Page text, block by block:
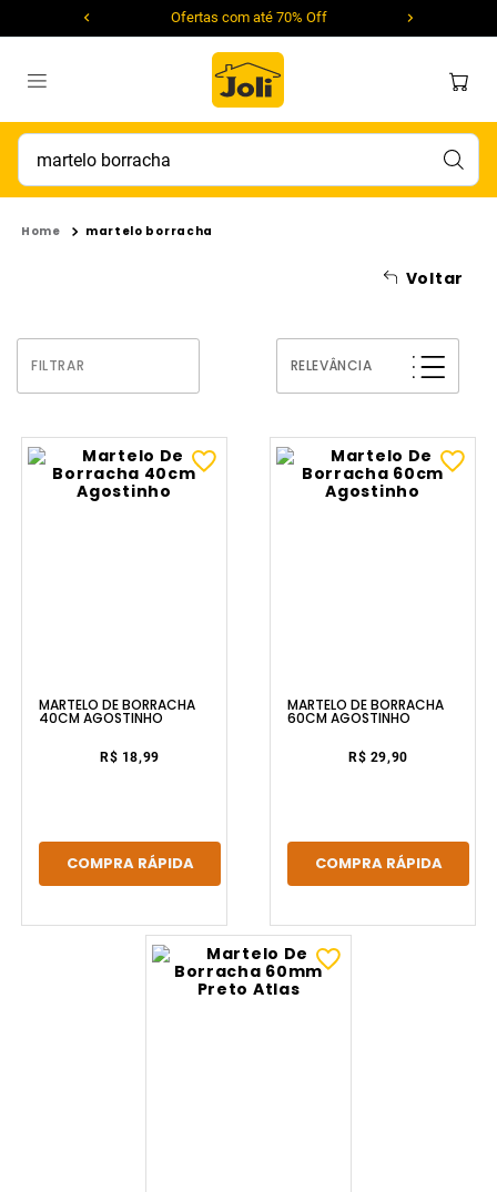
Ofertas com até 70% Off
Encontre um produto...
Voltar
martelo borracha
FILTRAR RELEVÂNCIA
MARTELO DE BORRACHA
40CM AGOSTINHO
R$ 18,99
COMPRA RÁPIDA
MARTELO DE BORRACHA
60CM AGOSTINHO
R$ 29,90
COMPRA RÁPIDA